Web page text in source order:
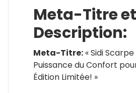
Meta-Titre et
Description:
Meta-Titre: « Sidi
Puissance du Confort
Édition Limitée! »